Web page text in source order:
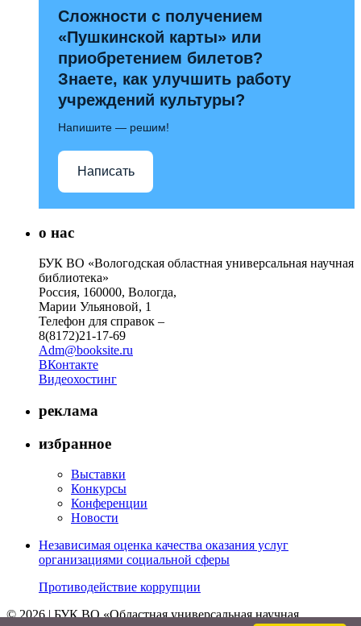
Сложности с получением
«Пушкинской карты» или
приобретением билетов?
Знаете, как улучшить работу
учреждений культуры?
Напишите — решим!
Написать
о нас
БУК ВО «Вологодская областная универсальная научная
библиотека»
Россия, 160000, Вологда,
Марии Ульяновой, 1
Телефон для справок –
8(8172)21-17-69
Adm@booksite.ru
ВКонтакте
Видеохостинг
реклама
избранное
Выставки
Конкурсы
Конференции
Новости
Независимая оценка качества оказания услуг
организациями социальной сферы
Противодействие коррупции
© 2026 | БУК ВО «Областная универсальная научная